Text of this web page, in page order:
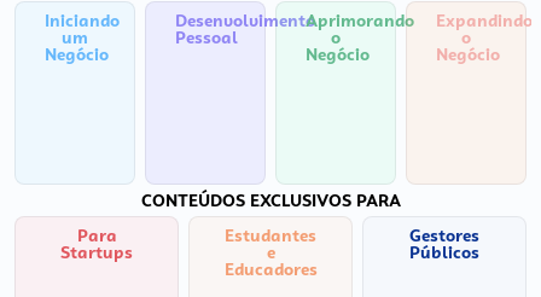
Iniciando
um
Negócio
Desenvolvimento
Pessoal
Aprimorando
o
Negócio
Expandindo
o
Negócio
CONTEÚDOS EXCLUSIVOS PARA
Para
Startups
Estudantes
e
Educadores
Gestores
Públicos